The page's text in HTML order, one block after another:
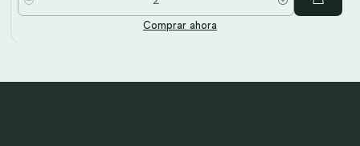
Cantidad
Comprar ahora